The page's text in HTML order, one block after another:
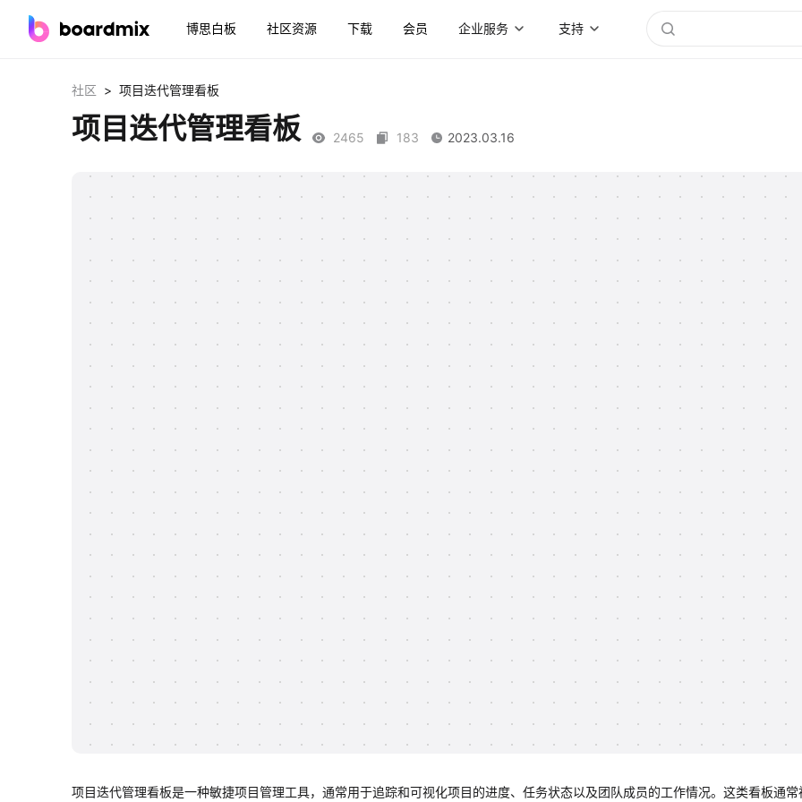
博思白板 社区资源 下载 会员 企业服务 支持
社区 > 项目迭代管理看板
项目迭代管理看板 2465 183 2023.03.16
项目迭代管理看板是一种敏捷项目管理工具，通常用于追踪和可视化项目的进度、任务状态以及团队成员的工作情况。这类看板通常